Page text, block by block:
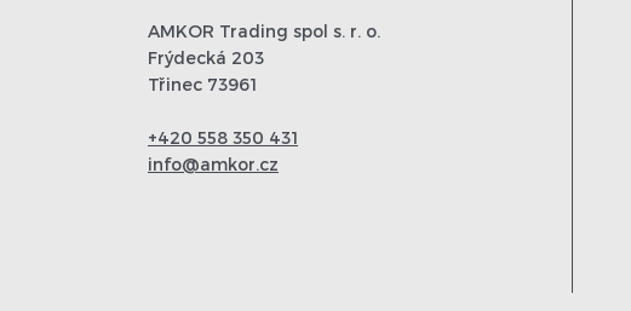
AMKOR Trading spol s. r. o.
Frýdecká 203
Třinec 73961
+420 558 350 431
info@amkor.cz